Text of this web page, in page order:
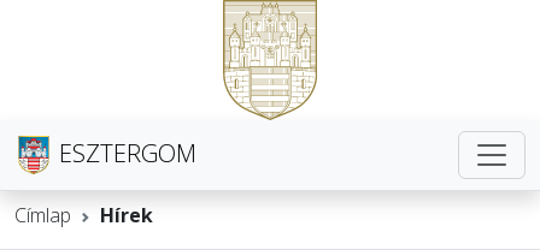
ESZTERGOM
Címlap Hírek